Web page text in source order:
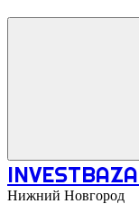
Нижний Новгород